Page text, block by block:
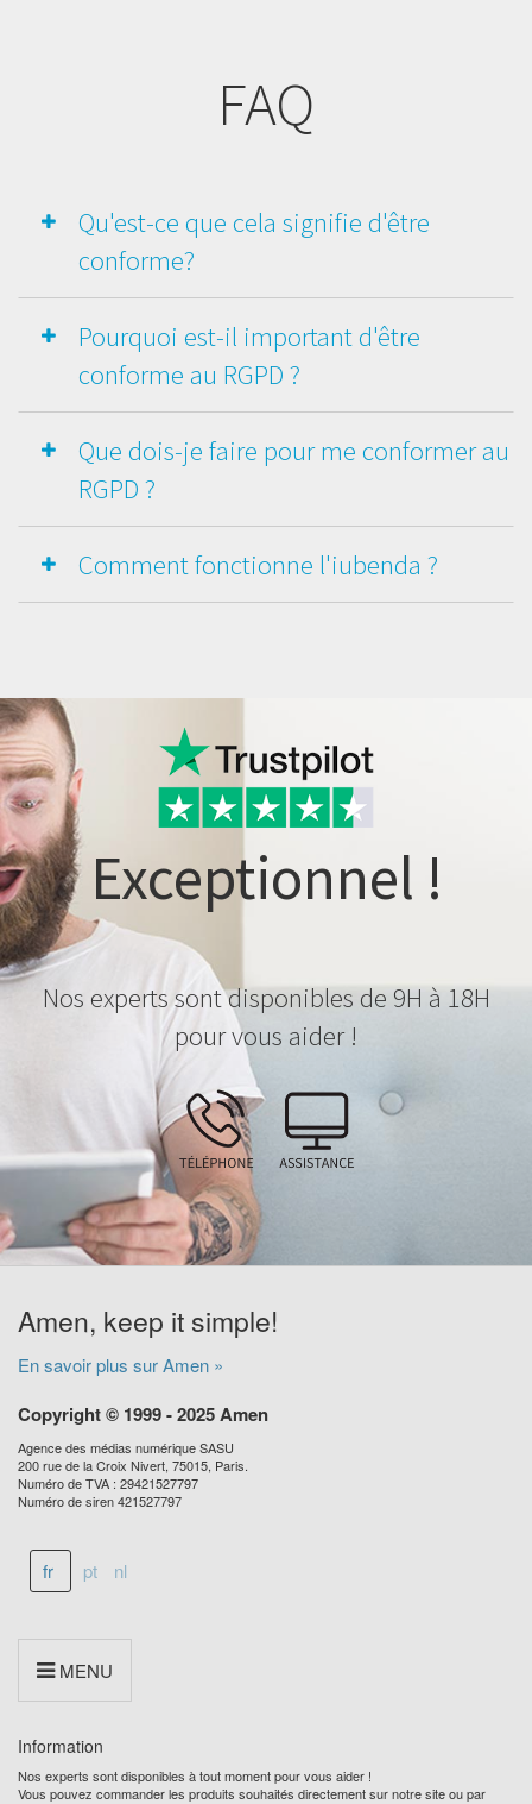
FAQ
Qu'est-ce que cela signifie d'être
conforme?
Pourquoi est-il important d'être
conforme au RGPD ?
Que dois-je faire pour me conformer au
RGPD ?
Comment fonctionne l'iubenda ?
Exceptionnel !
Nos experts sont disponibles de 9H à 18H
pour vous aider !
Amen, keep it simple!
En savoir plus sur Amen »
Copyright © 1999 - 2025 Amen
Agence des médias numérique SASU
200 rue de la Croix Nivert, 75015, Paris.
Numéro de TVA : 29421527797
Numéro de siren 421527797
fr pt nl
MENU
Information
Nos experts sont disponibles à tout moment pour vous aider !
Vous pouvez commander les produits souhaités directement sur notre site ou par